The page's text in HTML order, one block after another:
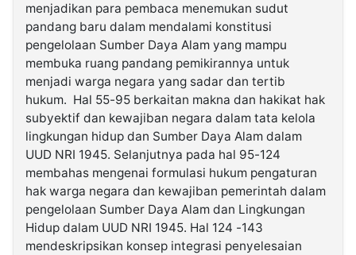
menjadikan para pembaca menemukan sudut
pandang baru dalam mendalami konstitusi
pengelolaan Sumber Daya Alam yang mampu
membuka ruang pandang pemikirannya untuk
menjadi warga negara yang sadar dan tertib
hukum. Hal 55-95 berkaitan makna dan hakikat hak
subyektif dan kewajiban negara dalam tata kelola
lingkungan hidup dan Sumber Daya Alam dalam
UUD NRI 1945. Selanjutnya pada hal 95-124
membahas mengenai formulasi hukum pengaturan
hak warga negara dan kewajiban pemerintah dalam
pengelolaan Sumber Daya Alam dan Lingkungan
Hidup dalam UUD NRI 1945. Hal 124 -143
mendeskripsikan konsep integrasi penyelesaian